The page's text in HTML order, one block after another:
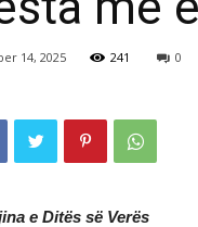
14, 2025 241 0
e Ditës së Verës